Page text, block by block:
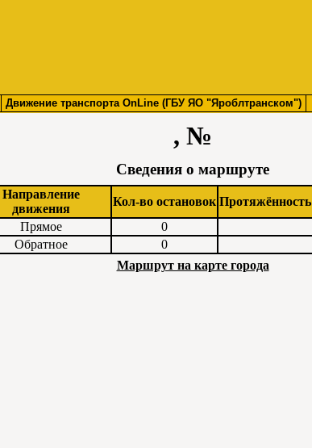
Движение транспорта OnLine (ГБУ ЯО "Яроблтранском")
, №
Сведения о маршруте
Направление
движения
Кол-во остановок Протяжённость
Прямое
0
Обратное
0
Маршрут на карте города